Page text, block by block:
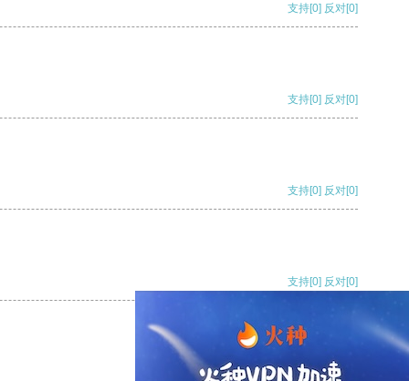
支持[0] 反对[0]
支持[0] 反对[0]
支持[0] 反对[0]
支持[0] 反对[0]
支持[0] 反对